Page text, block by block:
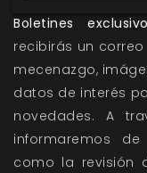
Boletines
recibirás un
mecenazgo,
datos de interés
novedades. A
informaremos
como la revisión